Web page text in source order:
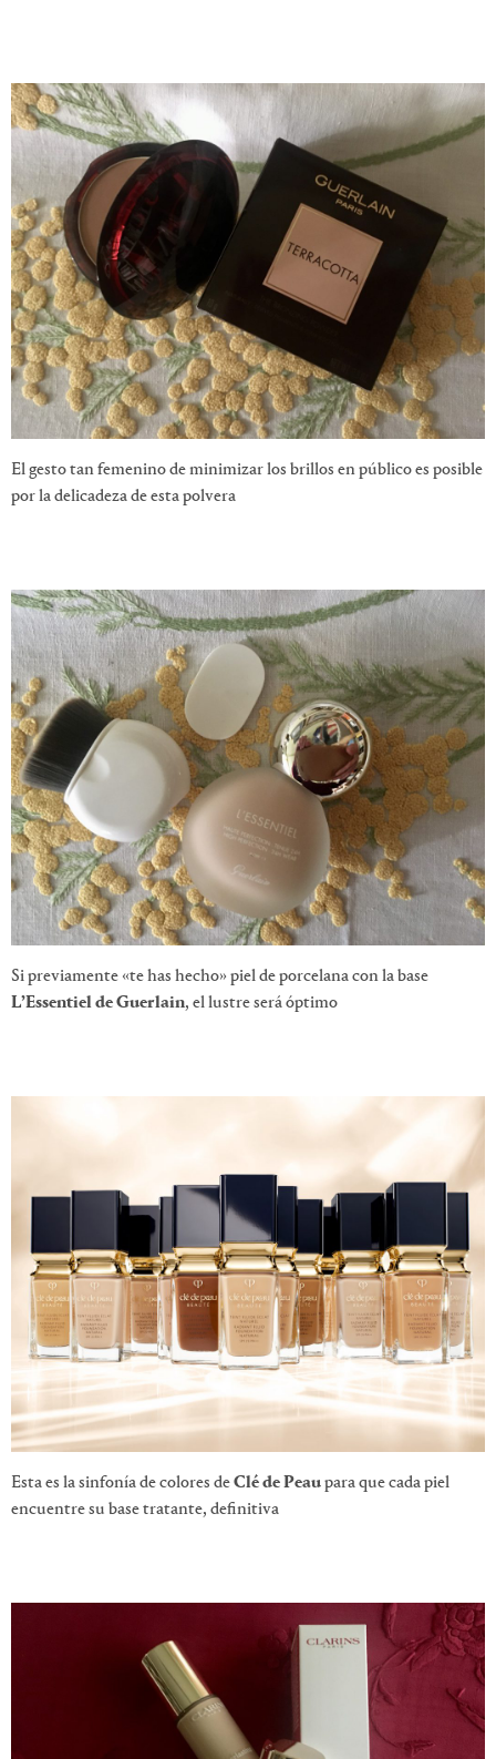
El gesto tan femenino de minimizar los brillos en público es posible
por la delicadeza de esta polvera
Si previamente «te has hecho» piel de porcelana con la base
L’Essentiel de Guerlain, el lustre será óptimo
Esta es la sinfonía de colores deClé de Peaupara que cada piel
encuentre su base tratante, definitiva